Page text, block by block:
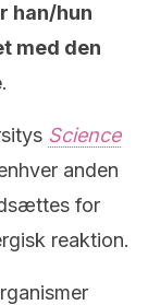
han/hun
med den
.
Science
anden
for
reaktion.